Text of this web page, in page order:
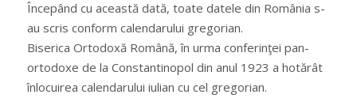
Începând cu această dată, toate datele din România s-
au scris conform calendarului gregorian.
Biserica Ortodoxă Română, în urma conferinţei pan-
ortodoxe de la Constantinopol din anul 1923 a hotărât
înlocuirea calendarului iulian cu cel gregorian.